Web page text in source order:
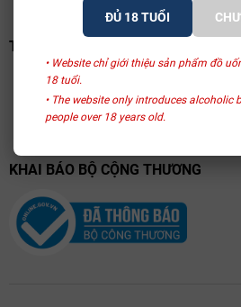
ĐỦ 18 TUỔI
• Website chỉ giới thiệu sản phẩm đồ
18 tuổi.
• The website only introduces alcoholic
people over 18 years old.
TRANG VÀNG VIỆT NAM
KHAI BÁO BỘ CỘNG THƯƠNG